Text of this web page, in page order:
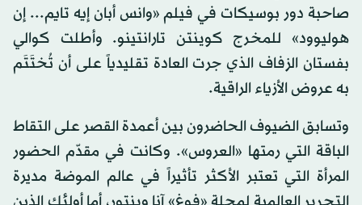
صاحبة دور بوسيكات في فيلم «وانس أبان إيه تايم... إن
هوليوود» للمخرج كوينتن تارانتينو. وأطلت كوالي
بفستان الزفاف الذي جرت العادة تقليدياً على أن تُختَتَم
به عروض الأزياء الراقية.
وتسابق الضيوف الحاضرون بين أعمدة القصر على التقاط
الباقة التي رمتها «العروس». وكانت في مقدّم الحضور
المرأة التي تعتبر الأكثر تأثيراً في عالم الموضة مديرة